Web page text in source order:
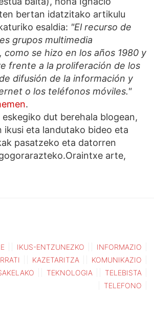
bertan idatzitako artikulu
esaldia: "El recurso de
grupos multimedia
como se hizo en los años 1980 y
frente a la proliferación de los
difusión de la información y
o los teléfonos móviles."
.
dut berehala blogean,
ikusi eta landutako bideo eta
pasatzeko eta datorren
arte,
IKUS-ENTZUNEZKO
INFORMAZIO
KAZETARITZA
KOMUNIKAZIO
TEKNOLOGIA
TELEBISTA
TELEFONO